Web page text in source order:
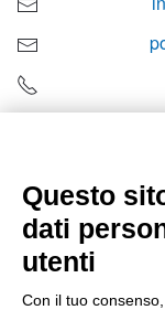
Questo
dati
utenti
Con il tuo